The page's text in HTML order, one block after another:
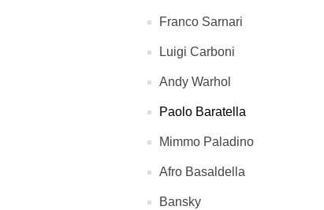
Franco Sarnari
Luigi Carboni
Andy Warhol
Paolo Baratella
Mimmo Paladino
Afro Basaldella
Bansky